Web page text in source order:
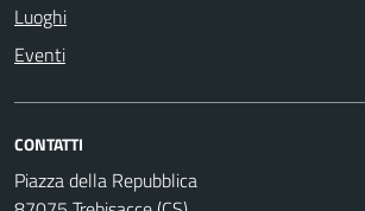
Luoghi
Eventi
CONTATTI
Piazza della Repubblica